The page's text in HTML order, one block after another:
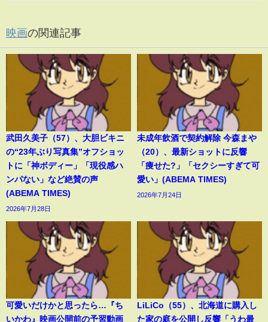
映画の関連記事
武田久美子（57）、大胆ビキニ
の“23年ぶり写真集”オフショッ
トに「神ボディー」「現役感ハ
ンパない」など絶賛の声
(ABEMA TIMES)
2026年7月28日
未成年飲酒で契約解除 今森まや
（20）、最新ショットに反響
「痩せた?」「セクシーすぎて可
愛い」(ABEMA TIMES)
2026年7月24日
可愛いだけかと思ったら…『ち
いかわ』映画公開前の予習動画
LiLiCo（55）、北海道に購入し
た家の庭を公開し反響「うわ最